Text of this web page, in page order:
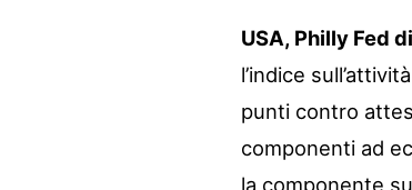
USA, Philly Fed
l’indice
punti contro
componenti ad
la componente